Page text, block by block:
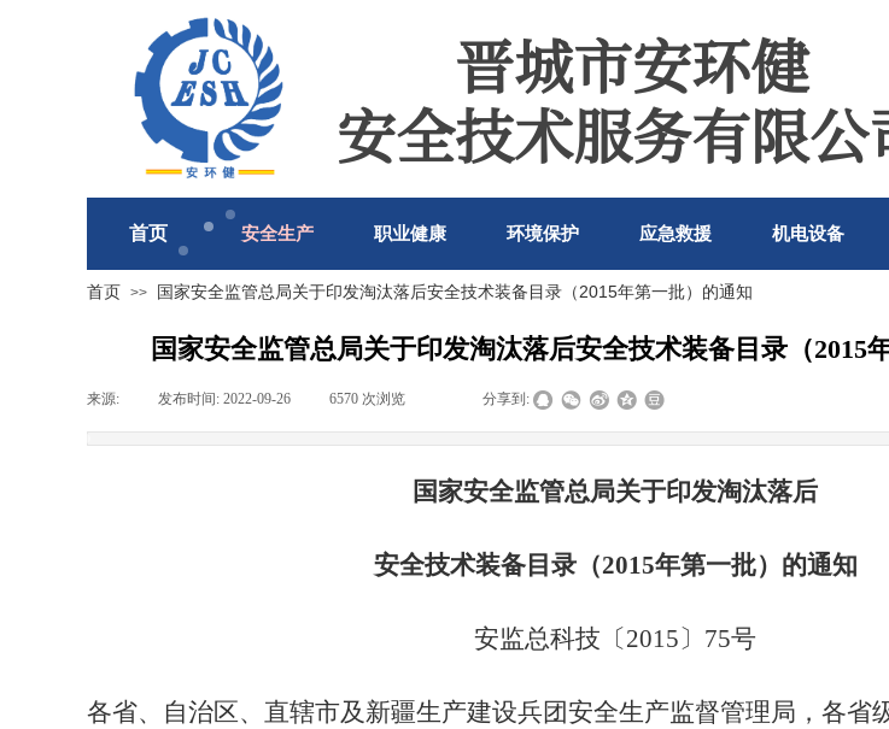
晋城市安环健
安全技术服务有限公
安全生产 职业健康 环境保护 应急救援 机电设备
首页
首页 >> 国家安全监管总局关于印发淘汰落后安全技术装备目录（2015年第一批）的通知
国家安全监管总局关于印发淘汰落后安全技术装备目录（2015
来源: 发布时间: 2022-09-26 6570 次浏览 分享到:
国家安全监管总局关于印发淘汰落后
安全技术装备目录（2015年第一批）的通知
安监总科技〔2015〕 75号
各省、自治区、直辖市及新疆生产建设兵团安全生产监督管理局，各省